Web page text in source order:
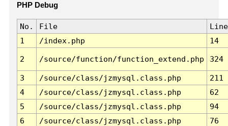
PHP Debug
No. File
Line
1
/index.php 14
2 /source/function/function_extend.php 324
3 /source/class/jzmysql.class.php
211
4
/source/class/jzmysql.class.php
62
5
/source/class/jzmysql.class.php
94
6
/source/class/jzmysql.class.php 76